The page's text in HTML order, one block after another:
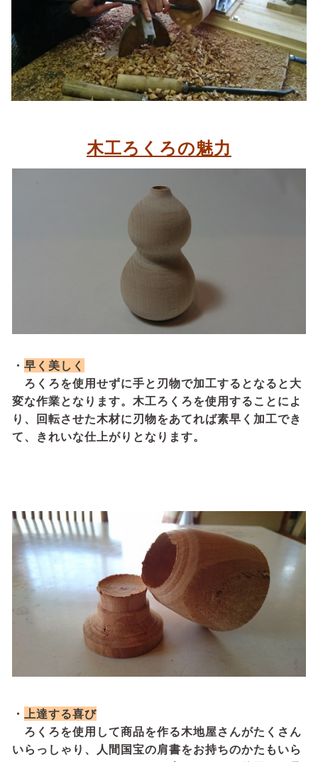
木工ろくろの魅力
・ 早く美しく
ろくろを使用せずに手と刃物で加工するとなると大
変な作業となります。木工ろくろを使用することによ
り、回転させた木材に刃物をあてれば素早く加工でき
て、きれいな仕上がりとなります。
・
上達する喜び
ろくろを使用して商品を作る木地屋さんがたくさん
いらっしゃり、人間国宝の肩書をお持ちのかたもいら